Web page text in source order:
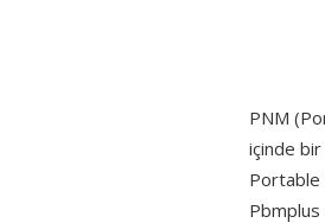
PNM
içinde
Portable
Pbmplus